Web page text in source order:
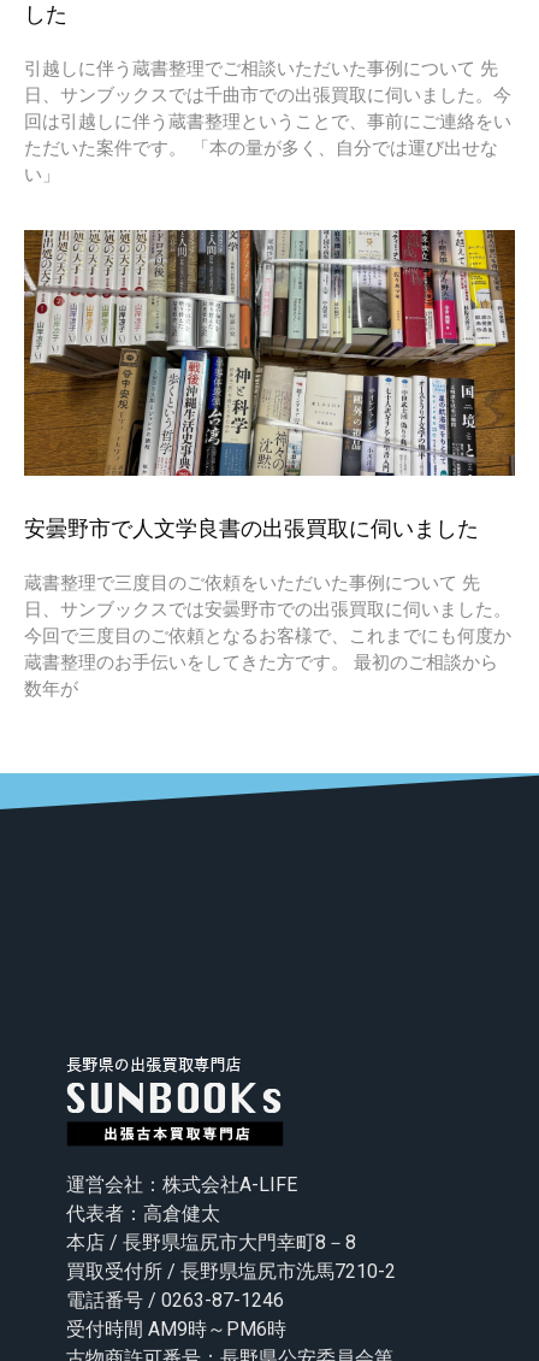
した
引越しに伴う蔵書整理でご相談いただいた事例について 先
日、サンブックスでは千曲市での出張買取に伺いました。今
回は引越しに伴う蔵書整理ということで、事前にご連絡をい
ただいた案件です。 「本の量が多く、自分では運び出せな
い」
安曇野市で人文学良書の出張買取に伺いました
蔵書整理で三度目のご依頼をいただいた事例について 先
日、サンブックスでは安曇野市での出張買取に伺いました。
今回で三度目のご依頼となるお客様で、これまでにも何度か
蔵書整理のお手伝いをしてきた方です。 最初のご相談から
数年が
運営会社：株式会社A-LIFE
代表者：高倉健太
本店 / 長野県塩尻市大門幸町8－8
買取受付所 / 長野県塩尻市洗馬7210-2
電話番号 / 0263-87-1246
受付時間 AM9時～PM6時